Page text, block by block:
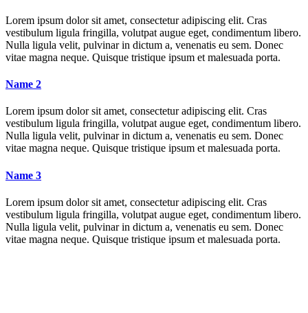
Lorem ipsum dolor sit amet, consectetur adipiscing elit. Cras
vestibulum ligula fringilla, volutpat augue eget, condimentum libero.
Nulla ligula velit, pulvinar in dictum a, venenatis eu sem. Donec
vitae magna neque. Quisque tristique ipsum et malesuada porta.
Name 2
Lorem ipsum dolor sit amet, consectetur adipiscing elit. Cras
vestibulum ligula fringilla, volutpat augue eget, condimentum libero.
Nulla ligula velit, pulvinar in dictum a, venenatis eu sem. Donec
vitae magna neque. Quisque tristique ipsum et malesuada porta.
Name 3
Lorem ipsum dolor sit amet, consectetur adipiscing elit. Cras
vestibulum ligula fringilla, volutpat augue eget, condimentum libero.
Nulla ligula velit, pulvinar in dictum a, venenatis eu sem. Donec
vitae magna neque. Quisque tristique ipsum et malesuada porta.